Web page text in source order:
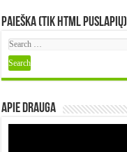
Paieška (tik HTML puslapių)
Apie DRAUGA